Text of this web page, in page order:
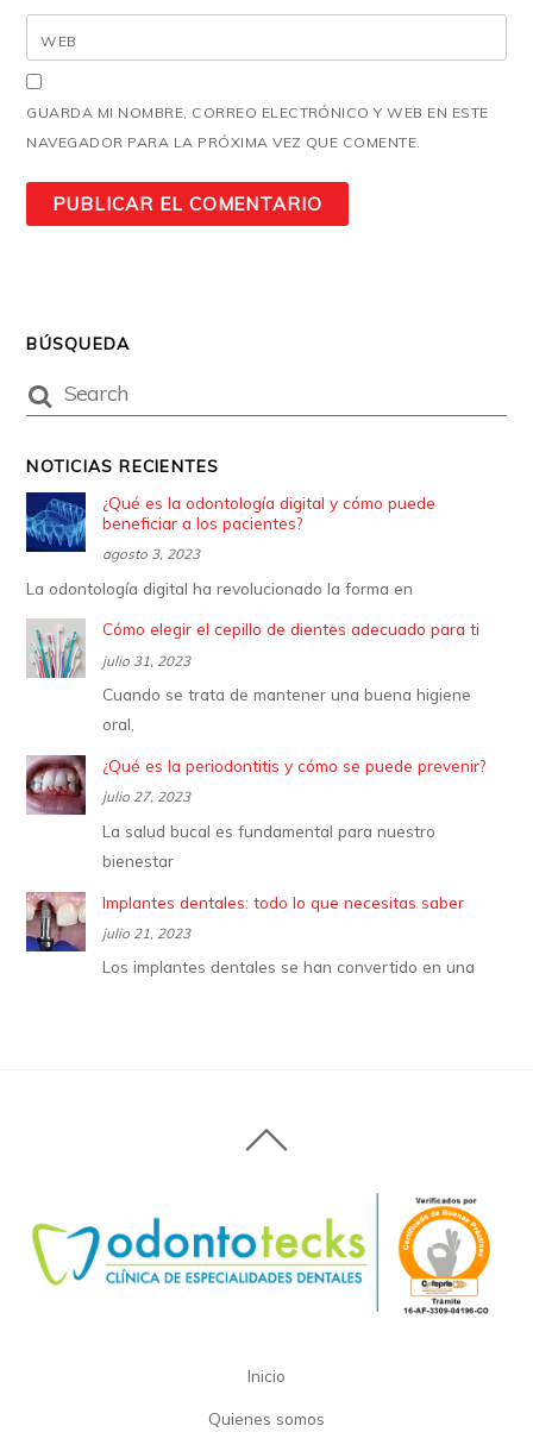
WEB
GUARDA MI NOMBRE, CORREO ELECTRÓNICO Y WEB EN ESTE
NAVEGADOR PARA LA PRÓXIMA VEZ QUE COMENTE.
BÚSQUEDA
NOTICIAS RECIENTES
¿Qué es la odontología digital y cómo puede
beneficiar a los pacientes?
agosto 3, 2023
La odontología digital ha revolucionado la forma en
Cómo elegir el cepillo de dientes adecuado para ti
julio 31, 2023
Cuando se trata de mantener una buena higiene
oral,
¿Qué es la periodontitis y cómo se puede prevenir?
julio 27, 2023
La salud bucal es fundamental para nuestro
bienestar
Implantes dentales: todo lo que necesitas saber
julio 21, 2023
Los implantes dentales se han convertido en una
Inicio
Quienes somos